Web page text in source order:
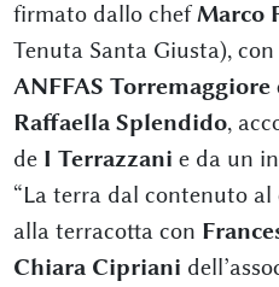
firmato dallo chefMarco
Tenuta Santa Giusta),
ANFFAS Torremaggiore
Raffaella Splendido,
de I Terrazzani e da un
“La terra dal contenuto
alla terracotta con
Chiara Cipriani